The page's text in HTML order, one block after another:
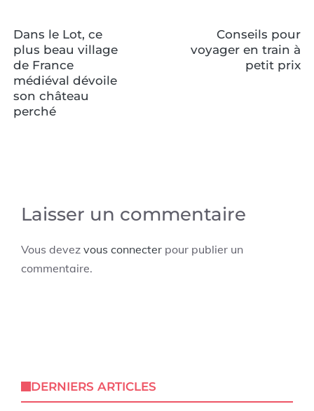
Dans le Lot, ce
plus beau village
de France
médiéval dévoile
son château
perché
Conseils pour
voyager en train à
petit prix
Laisser un commentaire
Vous devez vous connecter pour publier un
commentaire.
DERNIERS ARTICLES